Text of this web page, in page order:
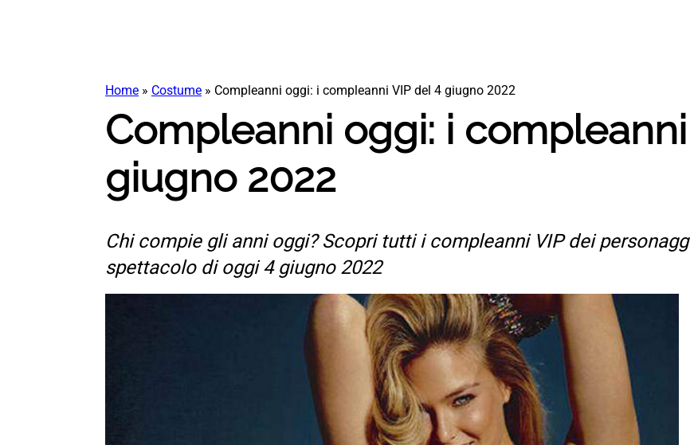
Home » Costume » Compleanni oggi: i compleanni VIP del 4 giugno 2022
Compleanni oggi: i
giugno 2022
Chi compie gli anni oggi? Scopri tutti i compleanni VIP dei
spettacolo di oggi 4 giugno 2022